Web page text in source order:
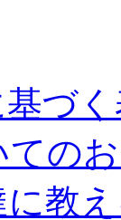
づ
の
に教